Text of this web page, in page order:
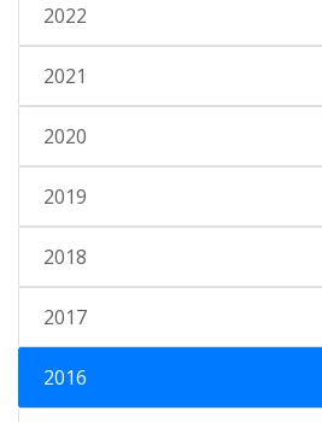
2022
2021
2020
2019
2018
2017
2016